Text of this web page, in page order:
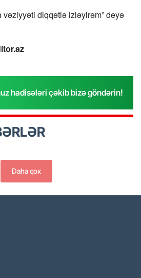
vəziyyəti diqqətlə izləyirəm” deyə
hadisələri çəkib bizə göndərin!
Daha çox